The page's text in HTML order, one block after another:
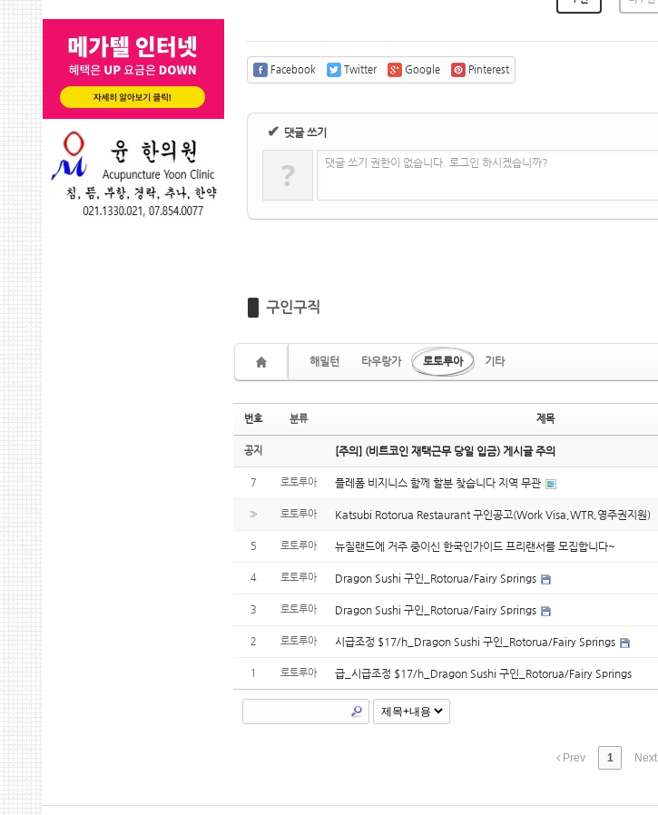
Facebook Twitter Google Pinterest
✔ 댓글 쓰기
? 댓글 쓰기 권한이 없습니다. 로그인 하시겠습니까?
구인구직
해밀턴 타우랑가 로토루아
기타
번호 분류 제목
공지 [주의] (비트코인 재택근무 당일 입금) 게시글 주의
7 로토루아 플레폼 비지니스 함께 할분 찾습니다 지역 무관
» 로토루아 Katsubi Rotorua Restaurant 구인공고(Work Visa,WTR,영주권지원)
5 로토루아 뉴질랜드에 거주 중이신 한국인가이드 프리랜서를 모집합니다~
4 로토루아 Dragon Sushi 구인_Rotorua/Fairy Springs
3 로토루아 Dragon Sushi 구인_Rotorua/Fairy Springs
2 로토루아 시급조정 $17/h_Dragon Sushi 구인_Rotorua/Fairy Springs
1 로토루아 급_시급조정 $17/h_Dragon Sushi 구인_Rotorua/Fairy Springs
Prev 1 Next